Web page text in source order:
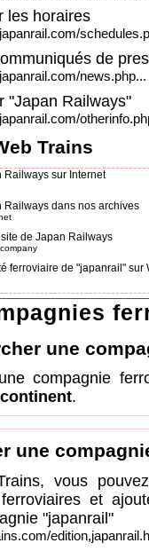
les horaires
de
news.php...
"Japan Railways"
Trains
Railways sur Internet
Railways dans nos archives
de Japan Railways
ferroviaire de "japanrail" sur
une
compagnie
continent.
une
vous
et
"japanrail"